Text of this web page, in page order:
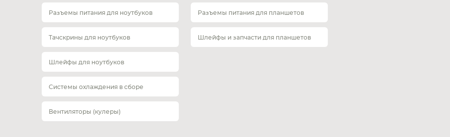
Разъемы питания для ноутбуков
Тачскрины для ноутбуков
Шлейфы для ноутбуков
Системы охлаждения в сборе
Вентиляторы (кулеры)
Разъемы питания для планшетов
Шлейфы и запчасти для планшетов